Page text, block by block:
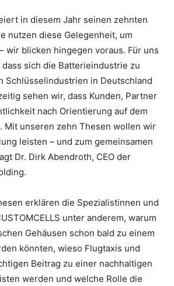
in diesem Jahr seinen zehnten
nutzen diese Gelegenheit, um
wir blicken hingegen voraus. Für uns
sich die Batterieindustrie zu
Schlüsselindustrien in Deutschland
sehen wir, dass Kunden, Partner
nach Orientierung auf dem
Mit unseren zehn Thesen wollen wir
leisten – und zum gemeinsamen
Dr. Dirk Abendroth, CEO der
erklären die Spezialistinnen und
unter anderem, warum
Gehäusen schon bald zu einem
könnten, wieso Flugtaxis und
Beitrag zu einer nachhaltigen
werden und welche Rolle die